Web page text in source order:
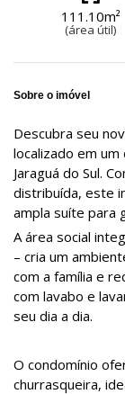
111.10m²
(área útil)
Sobre o imóvel
Descubra seu
localizado em um
Jaraguá do Sul.
distribuída, este
ampla suíte para
A área social
– cria um
com a família e
com lavabo e
seu dia a dia.
O condomínio
churrasqueira,